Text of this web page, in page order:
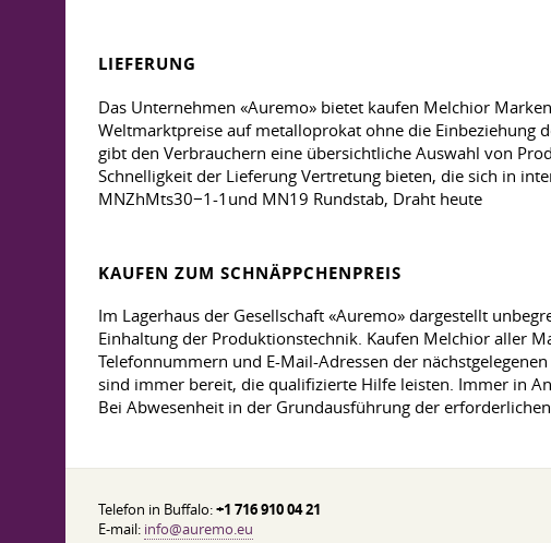
LIEFERUNG
Das Unternehmen «Auremo» bietet kaufen Melchior
Weltmarktpreise auf metalloprokat ohne die Einbeziehung
gibt den Verbrauchern eine übersichtliche Auswahl von
Schnelligkeit der Lieferung Vertretung bieten, die sich in
MNZhMts30−1-1und MN19 Rundstab, Draht heute
KAUFEN ZUM SCHNÄPPCHENPREIS
Im Lagerhaus der Gesellschaft «Auremo» dargestellt
Einhaltung der Produktionstechnik. Kaufen Melchior aller
Telefonnummern und E-Mail-Adressen der
sind immer bereit, die qualifizierte Hilfe leisten. Immer in
Bei Abwesenheit in der Grundausführung der
Telefon in Buffalo:+1 716 910 04 21
E-mail: info@auremo.eu